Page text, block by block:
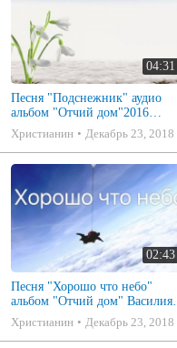
04:31
Песня "Подснежник" аудио
альбом "Отчий дом"2016
Василия Перебиковського
Христианин Декабрь 23, 2018
02:43
Песня "Хорошо что небо"
альбом "Отчий дом" Василия
Перебековского 2016
Христианин Декабрь 23, 2018